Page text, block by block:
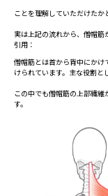
ことを理解していただけたか
実は上記の流れから、僧帽筋
引用：
僧帽筋とは首から背中にか
けられています。主な役割と
この中でも僧帽筋の上部繊
す。